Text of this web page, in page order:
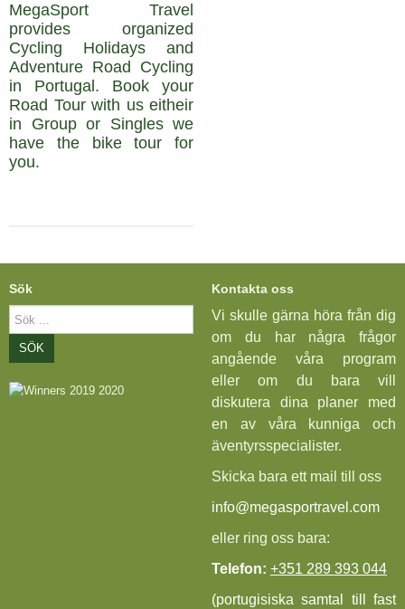
MegaSport Travel
provides organized
Cycling Holidays and
Adventure Road Cycling
in Portugal. Book your
Road Tour with us eitheir
in Group or Singles we
have the bike tour for
you.
Sök
Sök
...
SÖK
Kontakta oss
Vi skulle gärna höra från dig
om du har några frågor
angående våra program
eller om du bara vill
diskutera dina planer med
en av våra kunniga och
äventyrsspecialister.
Skicka bara ett mail till oss
info@megasportravel.com
eller ring oss bara:
Telefon: +351 289 393 044
(portugisiska samtal till fast